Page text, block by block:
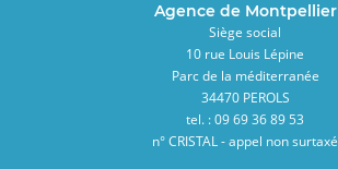
Agence de Montpellier
Siège social
10 rue Louis Lépine
Parc de la méditerranée
34470 PEROLS
tel. : 09 69 36 89 53
n° CRISTAL - appel non surtaxé